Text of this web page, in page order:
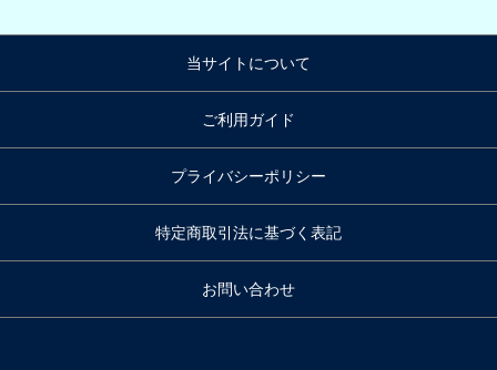
当サイトについて
ご利用ガイド
プライバシーポリシー
特定商取引法に基づく表記
お問い合わせ